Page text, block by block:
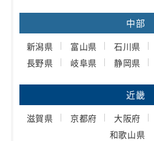
中部
新潟県 富山県 石川県
長野県
岐阜県 静岡県
近畿
滋賀県 京都府 大阪府
和歌山県